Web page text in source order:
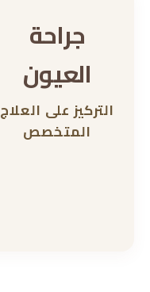
جراحة
العيون
التركيز على العلاج
المتخصص